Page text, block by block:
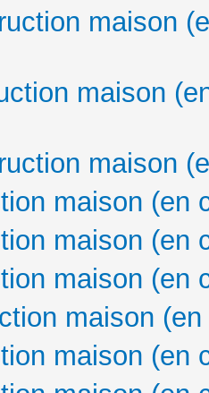
maison
maison
maison
maison (en
maison (en
maison (en
maison
maison (en